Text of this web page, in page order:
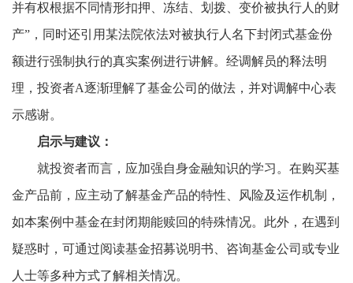
并有权根据不同情形扣押、冻结、划拨、变价被执行人的财
产”，同时还引用某法院依法对被执行人名下封闭式基金份
额进行强制执行的真实案例进行讲解。经调解员的释法明
理，投资者A逐渐理解了基金公司的做法，并对调解中心表
示感谢。
启示与建议 ：
就投资者而言，应加强自身金融知识的学习。在购买基
金产品前，应主动了解基金产品的特性、风险及运作机制，
如本案例中基金在封闭期能赎回的特殊情况。此外，在遇到
疑惑时，可通过阅读基金招募说明书、咨询基金公司或专业
人士等多种方式了解相关情况。